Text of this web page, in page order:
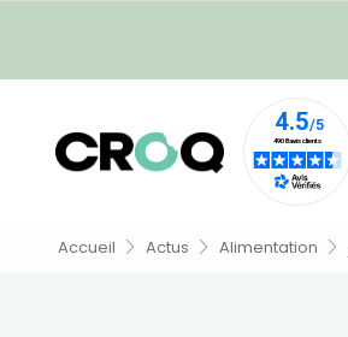
Accueil Actus Alimentation